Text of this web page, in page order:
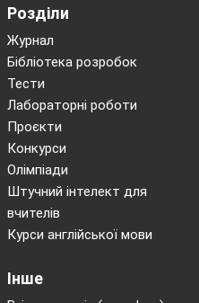
Розділи
Журнал
Бібліотека розробок
Тести
Лабораторні роботи
Проєкти
Конкурси
Олімпіади
Штучний інтелект для
вчителів
Курси англійської мови
Інше